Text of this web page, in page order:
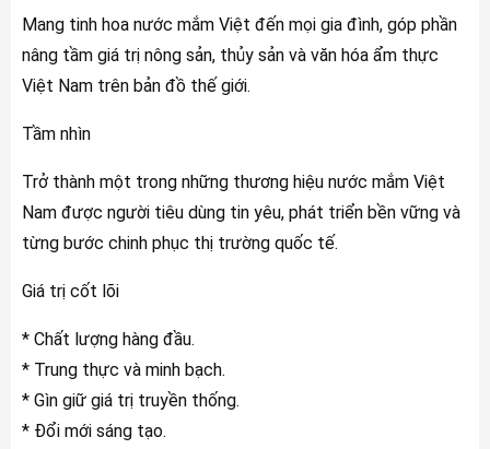
Mang tinh hoa nước mắm Việt đến mọi gia đình, góp phần
nâng tầm giá trị nông sản, thủy sản và văn hóa ẩm thực
Việt Nam trên bản đồ thế giới.
Tầm nhìn
Trở thành một trong những thương hiệu nước mắm Việt
Nam được người tiêu dùng tin yêu, phát triển bền vững và
từng bước chinh phục thị trường quốc tế.
Giá trị cốt lõi
* Chất lượng hàng đầu.
* Trung thực và minh bạch.
* Gìn giữ giá trị truyền thống.
* Đổi mới sáng tạo.